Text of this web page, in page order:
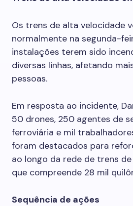
Os trens de alta velocidade
normalmente na segunda-
instalações terem sido
diversas linhas, afetando
pessoas.
Em resposta ao incidente,
50 drones, 250 agentes de
ferroviária e mil
foram destacados para
ao longo da rede de trens
que compreende 28 mil
Sequência de ações